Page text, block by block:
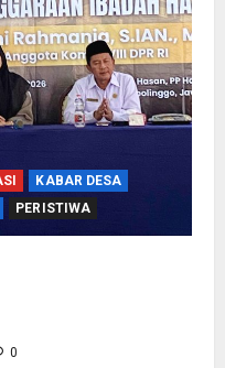
KABAR DESA
PERISTIWA
0